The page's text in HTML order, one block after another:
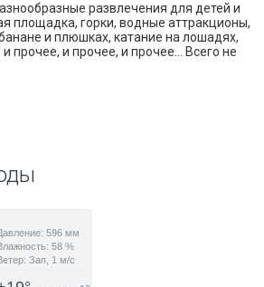
развлечения для детей и
площадка, горки, водные аттракционы,
и плюшках, катание на лошадях,
прочее, и прочее, и прочее... Всего не